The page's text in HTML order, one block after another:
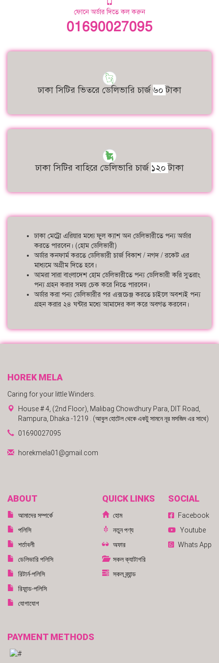
ফোনে অর্ডার দিতে কল করুন
01690027095
ঢাকা সিটির ভিতরে ডেলিভারি চার্জ৬০টাকা
ঢাকা সিটির বাহিরে ডেলিভারি চার্জ ১২০টাকা
ঢাকা মেট্রো এরিয়ার মধ্যে ফুল ক্যাশ অন ডেলিভারীতে পন্য অর্ডার
করতে পারবেন। (হোম ডেলিভারী)
অর্ডার কনফার্ম করতে ডেলিভারী চার্জ বিকাশ / নগদ / রকেট এর
মাধ্যমে অগ্রীম দিতে হবে।
আমরা সারা বাংলাদেশ হোম ডেলিভারীতে পন্য ডেলিভারী করি সুতরাং
পন্য গ্রহন করার সময় চেক করে নিতে পারবেন।
অর্ডার করা পন্য ডেলিভারীর পর এক্সচেঞ্জ করতে চাইলে অবশ্যই পন্য
গ্রহন করার ২৪ ঘন্টার মধ্যে আমাদের কল করে অবগত করবেন।
HOREK MELA
Caring for your little Winders.
House # 4, (2nd Floor), Malibag Chowdhury Para, DIT Road,
Rampura, Dhaka -1219 . (আবুল হোটেল থেকে একটু সামনে নূর মসজিদ এর সাথে)
01690027095
horekmela01@gmail.com
ABOUT
আমাদের সম্পর্কে
পলিসি
শর্তাবলী
ডেলিভারি পলিসি
রিটার্ন-পলিসি
রিফান্ড-পলিসি
যোগাযোগ
QUICK LINKS
হোম
নতুন পণ্য
অফার
সকল ক্যাটাগরি
সকল ব্র্যান্ড
SOCIAL
Facebook
Youtube
Whats App
PAYMENT METHODS